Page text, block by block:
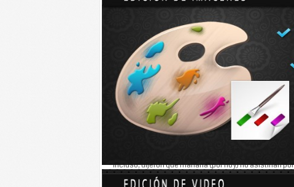
TIZIMÍN.- El profesor Miguel Aguayo Arceo, director
pero los alumnos aseguraron lo contrario.
Los profesores hicieron su paro de labores y aunque
comentaron que se debió a que son mal pagadas sus
En las redes sociales el alumnado comenzó adifundir
decían que los maestros no los dejaban salir de sus
Incluso, dijeron que mañana (por hoy) no asistirían